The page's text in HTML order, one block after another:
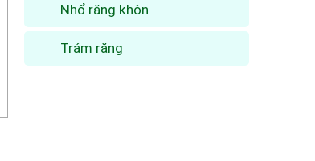
Nhổ răng khôn
Trám răng